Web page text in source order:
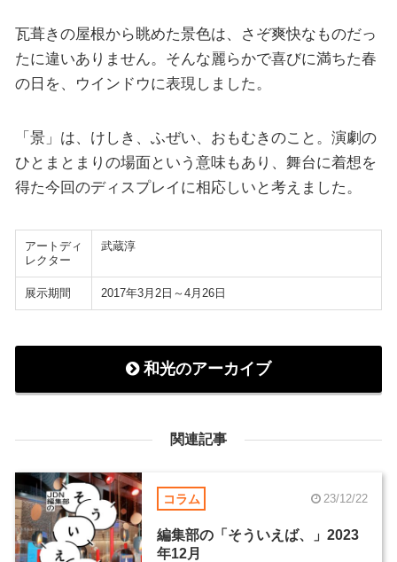
瓦葺きの屋根から眺めた景色は、さぞ爽快なものだっ
たに違いありません。そんな麗らかで喜びに満ちた春
の日を、ウインドウに表現しました。
「景」は、けしき、ふぜい、おもむきのこと。演劇の
ひとまとまりの場面という意味もあり、舞台に着想を
得た今回のディスプレイに相応しいと考えました。
アートディ
レクター
武蔵淳
展示期間 2017年3月2日～4月26日
和光のアーカイブ
関連記事
コラム 23/12/22
編集部の「そういえば、」2023
年12月